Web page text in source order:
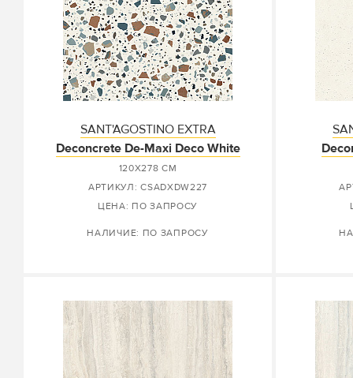
SANT'AGOSTINO EXTRA
Deconcrete De-Maxi Deco White
120X278 СМ
АРТИКУЛ: CSADXDW227
ЦЕНА: ПО ЗАПРОСУ
НАЛИЧИЕ: ПО ЗАПРОСУ